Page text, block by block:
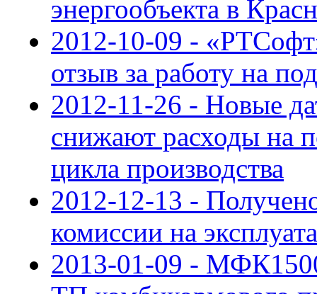
энергообъекта в
2012-10-09 -
отзыв за работу на
2012-11-26 - Новые
снижают расходы на
цикла производства
2012-12-13 -
комиссии на
2013-01-09 -